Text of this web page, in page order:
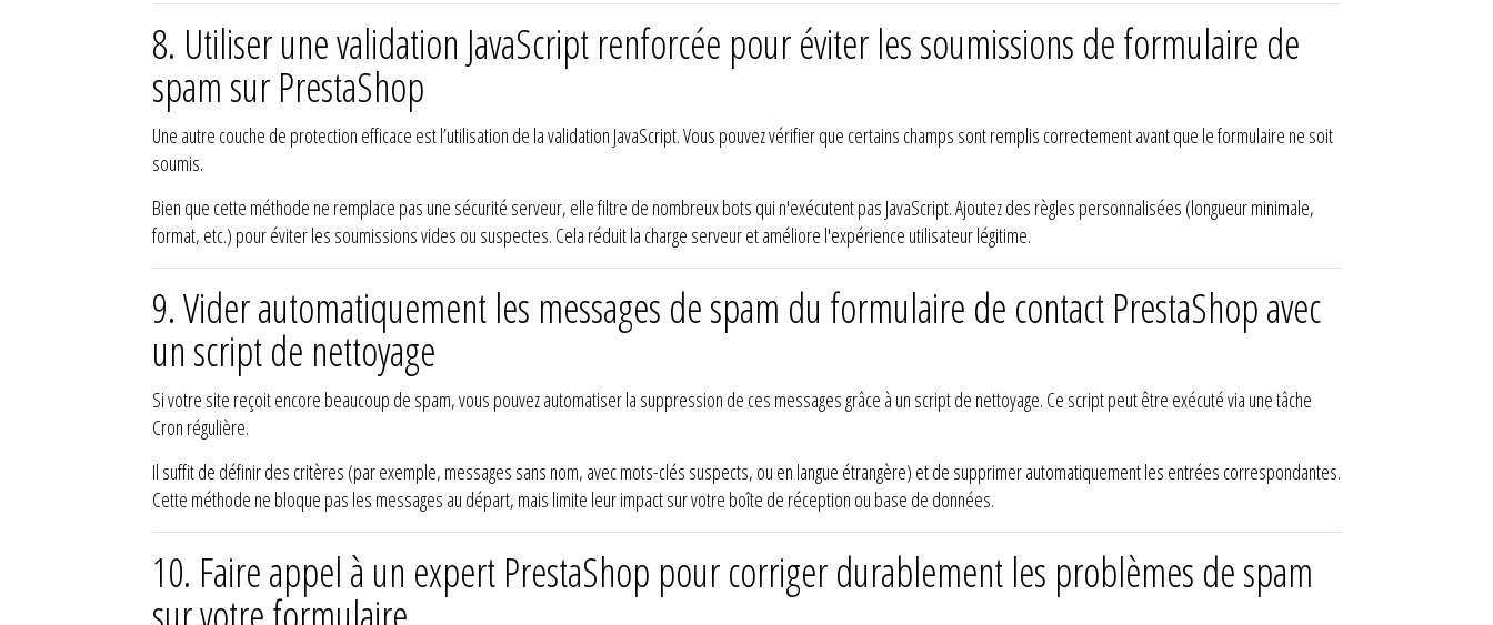
8. Utiliser une validation JavaScript renforcée pour éviter les soumissions de formulaire de
spam sur PrestaShop
Une autre couche de protection efficace est l’utilisation de la validation JavaScript. Vous pouvez vérifier que certains champs sont remplis correctement avant que le formulaire ne soit
soumis.
Bien que cette méthode ne remplace pas une sécurité serveur, elle filtre de nombreux bots qui n'exécutent pas JavaScript. Ajoutez des règles personnalisées (longueur minimale,
format, etc.) pour éviter les soumissions vides ou suspectes. Cela réduit la charge serveur et améliore l'expérience utilisateur légitime.
9.Vider automatiquement les messages de spam du formulaire de contact PrestaShop avec
un script de nettoyage
Si votre site reçoit encore beaucoup de spam, vous pouvez automatiser la suppression de ces messages grâce à un script de nettoyage. Ce script peut être exécuté via une tâche
Cron régulière.
Il suffit de définir des critères (par exemple, messages sans nom, avec mots-clés suspects, ou en langue étrangère) et de supprimer automatiquement les entrées correspondantes.
Cette méthode ne bloque pas les messages au départ, mais limite leur impact sur votre boîte de réception ou base de données.
10. Faire appel à un expert PrestaShop pour corriger durablement les problèmes de spam